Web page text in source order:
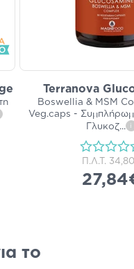
Terranova
Boswellia & MSM
Veg.caps -
Γλυκοζ... i
Π.Λ.Τ.
το